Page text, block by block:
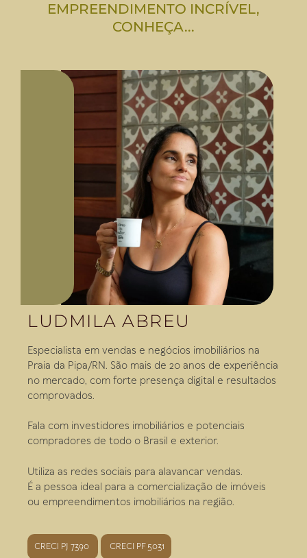
EMPREENDIMENTO INCRÍVEL,
CONHEÇA...
LUDMILA ABREU
Especialista em vendas e negócios imobiliários na
Praia da Pipa/RN. São mais de 20 anos de experiência
no mercado, com forte presença digital e resultados
comprovados.
Fala com investidores imobiliários e potenciais
compradores de todo o Brasil e exterior.
Utiliza as redes sociais para alavancar vendas.
É a pessoa ideal para a comercialização de imóveis
ou empreendimentos imobiliários na região.
CRECI PJ 7390 CRECI PF 5031